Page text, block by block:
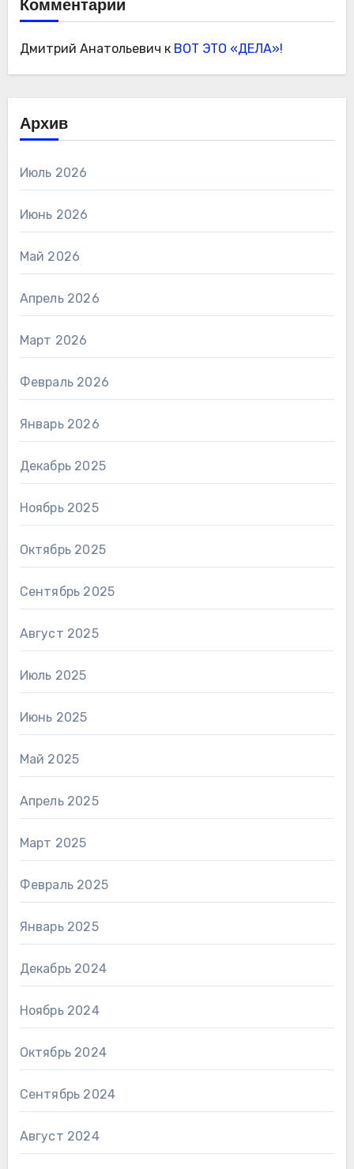
Комментарии
Дмитрий Анатольевич к ВОТ ЭТО «ДЕЛА»!
Архив
Июль 2026
Июнь 2026
Май 2026
Апрель 2026
Март 2026
Февраль 2026
Январь 2026
Декабрь 2025
Ноябрь 2025
Октябрь 2025
Сентябрь 2025
Август 2025
Июль 2025
Июнь 2025
Май 2025
Апрель 2025
Март 2025
Февраль 2025
Январь 2025
Декабрь 2024
Ноябрь 2024
Октябрь 2024
Сентябрь 2024
Август 2024